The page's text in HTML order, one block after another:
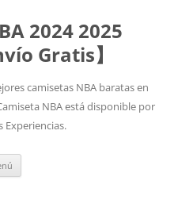
2024 2025
Gratis】
camisetas NBA baratas en
NBA está disponible por
Experiencias.